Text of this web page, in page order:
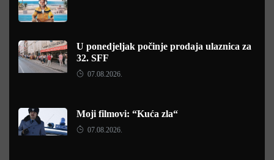
U ponedjeljak počinje prodaja ulaznica za
32. SFF
07.08.2026.
Moji filmovi: “Kuća zla“
07.08.2026.